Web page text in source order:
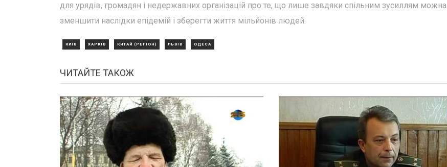
для урядів, громадян і недержавних організацій про те, що лише завдяки спільним зусиллям можна
зменшити наслідки епідемій і зберегти життя мільйонів людей.
КИЇВ ХАРКІВ КИТАЙ (РЕГІОН) ЛЬВІВ ОДЕСА
ЧИТАЙТЕ ТАКОЖ